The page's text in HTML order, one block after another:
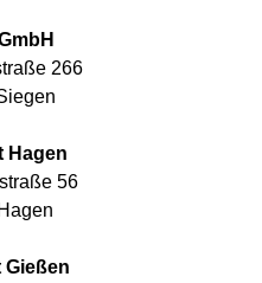
266
Hagen
56